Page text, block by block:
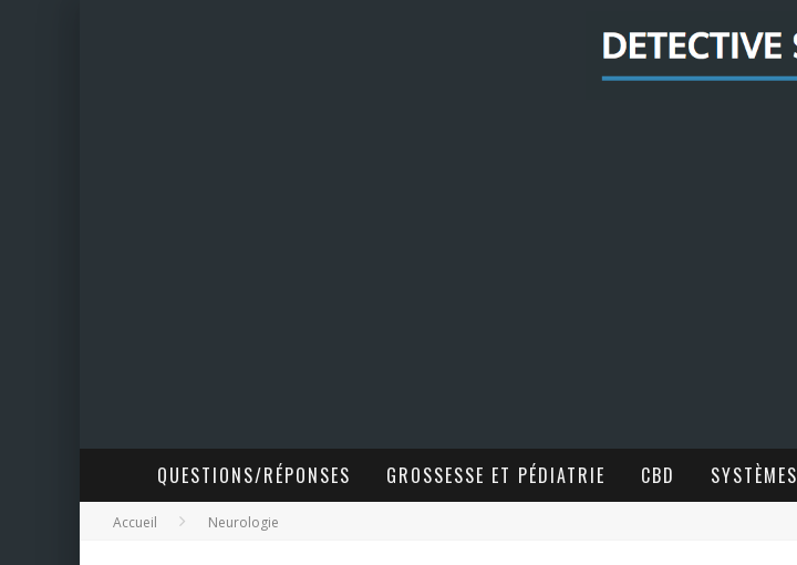
QUESTIONS/RÉPONSES GROSSESSE ET PÉDIATRIE CBD SYSTÈMES
Accueil Neurologie